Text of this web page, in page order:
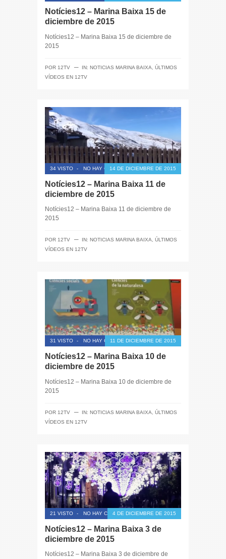
Notícies12 – Marina Baixa 15 de
diciembre de 2015
Notícies12 – Marina Baixa 15 de diciembre de
2015
POR 12TV ─ IN: NOTICIAS MARINA BAIXA
ÚLTIMOS
VÍDEOS EN 12TV
34 VISTO - NO HAY COMENTARIOS
14 DE DICIEMBRE DE 2015
Notícies12 – Marina Baixa 11 de
diciembre de 2015
Notícies12 – Marina Baixa 11 de diciembre de
2015
POR 12TV ─ IN: NOTICIAS MARINA BAIXA, ÚLTIMOS
VÍDEOS EN 12TV
31 VISTO - NO HAY COMENTARIOS
11 DE DICIEMBRE DE 2015
Notícies12 – Marina Baixa 10 de
diciembre de 2015
Notícies12 – Marina Baixa 10 de diciembre de
2015
POR 12TV ─ IN: NOTICIAS MARINA BAIXA
ÚLTIMOS
VÍDEOS EN 12TV
21 VISTO - NO HAY COMENTARIOS4 DE DICIEMBRE DE 2015
Notícies12 – Marina Baixa 3 de
diciembre de 2015
Notícies12 – Marina Baixa 3 de diciembre de